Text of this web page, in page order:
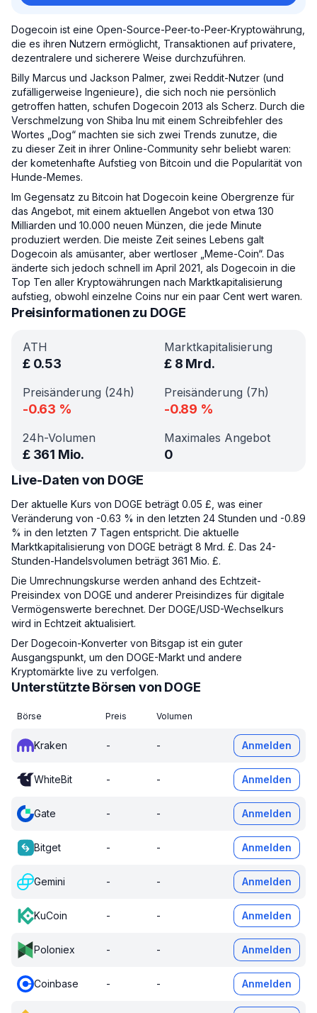
Dogecoin ist eine Open-Source-Peer-to-Peer-Kryptowährung,
die es ihren Nutzern ermöglicht, Transaktionen auf privatere,
dezentralere und sicherere Weise durchzuführen.
Billy Marcus und Jackson Palmer, zwei Reddit-Nutzer (und
zufälligerweise Ingenieure), die sich noch nie persönlich
getroffen hatten, schufen Dogecoin 2013 als Scherz. Durch die
Verschmelzung von Shiba Inu mit einem Schreibfehler des
Wortes „Dog“ machten sie sich zwei Trends zunutze, die
zu dieser Zeit in ihrer Online-Community sehr beliebt waren:
der kometenhafte Aufstieg von Bitcoin und die Popularität von
Hunde-Memes.
Im Gegensatz zu Bitcoin hat Dogecoin keine Obergrenze für
das Angebot, mit einem aktuellen Angebot von etwa 130
Milliarden und 10.000 neuen Münzen, die jede Minute
produziert werden. Die meiste Zeit seines Lebens galt
Dogecoin als amüsanter, aber wertloser „Meme-Coin“. Das
änderte sich jedoch schnell im April 2021, als Dogecoin in die
Top Ten aller Kryptowährungen nach Marktkapitalisierung
aufstieg, obwohl einzelne Coins nur ein paar Cent wert waren.
Preisinformationen zu DOGE
ATH
£ 0.53
Marktkapitalisierung
£ 8 Mrd.
Preisänderung (24h)
-0.63 %
Preisänderung (7h)
-0.89 %
24h-Volumen
£ 361 Mio.
Maximales Angebot
0
Live-Daten von DOGE
Der aktuelle Kurs von DOGE beträgt 0.05 £, was einer
Veränderung von -0.63 % in den letzten 24 Stunden und -0.89
% in den letzten 7 Tagen entspricht. Die aktuelle
Marktkapitalisierung von DOGE beträgt 8 Mrd. £. Das 24-
Stunden-Handelsvolumen beträgt 361 Mio. £.
Die Umrechnungskurse werden anhand des Echtzeit-
Preisindex von DOGE und anderer Preisindizes für digitale
Vermögenswerte berechnet. Der DOGE/USD-Wechselkurs
wird in Echtzeit aktualisiert.
Der Dogecoin-Konverter von Bitsgap ist ein guter
Ausgangspunkt, um den DOGE-Markt und andere
Kryptomärkte live zu verfolgen.
Unterstützte Börsen von DOGE
Börse Preis Volumen
Kraken - - Anmelden
WhiteBit - - Anmelden
Gate - - Anmelden
Bitget - - Anmelden
Gemini - - Anmelden
KuCoin - - Anmelden
Poloniex - - Anmelden
Coinbase - - Anmelden